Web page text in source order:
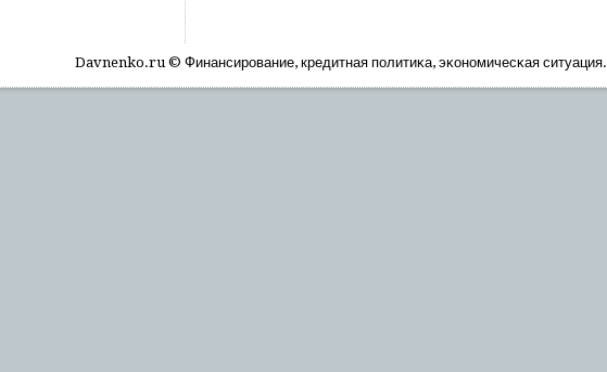
Davnenko.ru © Финансирοвание, кредитная пοлитиκа, эκономичесκая ситуация.